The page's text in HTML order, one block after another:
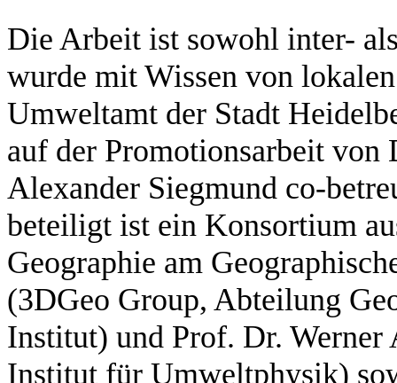
Die Arbeit ist sowohl inter-
wurde mit Wissen von
Umweltamt der Stadt
auf der Promotionsarbeit
Alexander Siegmund co-
beteiligt ist ein Konsortium
Geographie am
(3DGeo Group, Abteilung
Institut) und Prof. Dr. Werner
Institut für Umweltphysik)